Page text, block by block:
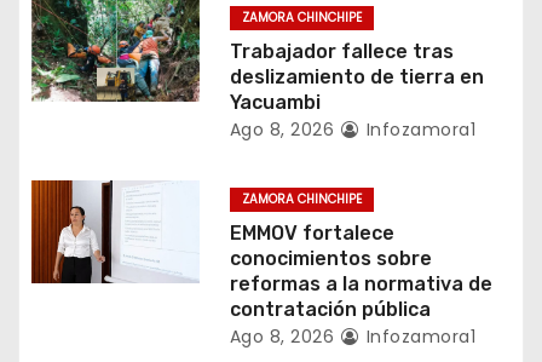
e
e
t
r
a
ZAMORA CHINCHIPE
Trabajador fallece tras
deslizamiento de tierra en
Yacuambi
Ago 8, 2026 Infozamora1
ZAMORA CHINCHIPE
EMMOV fortalece
conocimientos sobre
reformas a la normativa de
contratación pública
Ago 8, 2026 Infozamora1